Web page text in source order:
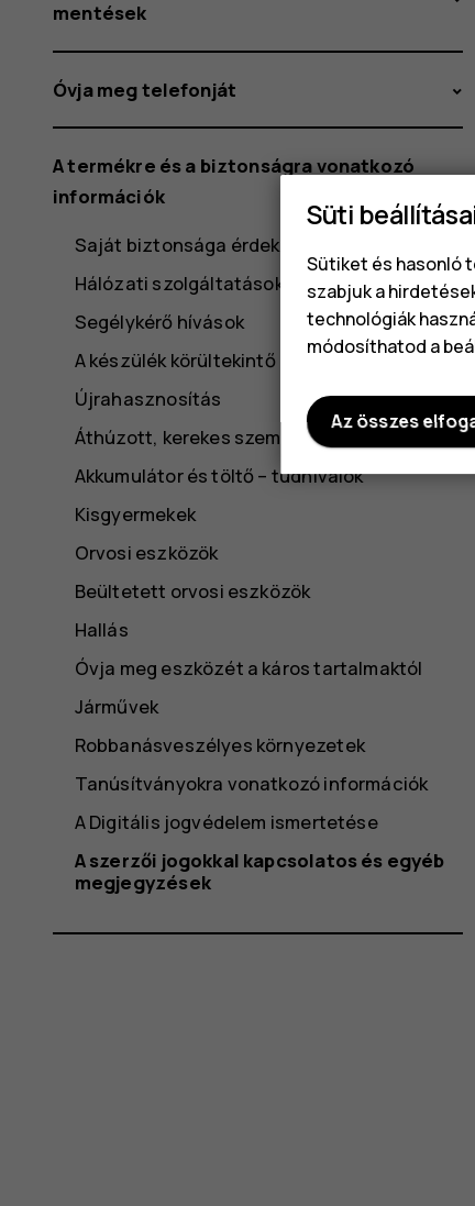
mentések
Óvja meg telefonját
A termékre és a biztonságra vonatkozó
információk
Saját biztonsága érdekében
Hálózati szolgáltatások és díjak
Segélykérő hívások
A készülék körültekintő használata
Újrahasznosítás
Áthúzott, kerekes szemétgyűjtő szimbólum
Akkumulátor és töltő – tudnivalók
Kisgyermekek
Orvosi eszközök
Beültetett orvosi eszközök
Hallás
Óvja meg eszközét a káros tartalmaktól
Járművek
Robbanásveszélyes környezetek
Tanúsítványokra vonatkozó információk
A Digitális jogvédelem ismertetése
A szerzői jogokkal kapcsolatos és egyéb
megjegyzések
Süti
Sütiket és hasonló
szabjuk a
technológiák
módosíthatod a
Az összes